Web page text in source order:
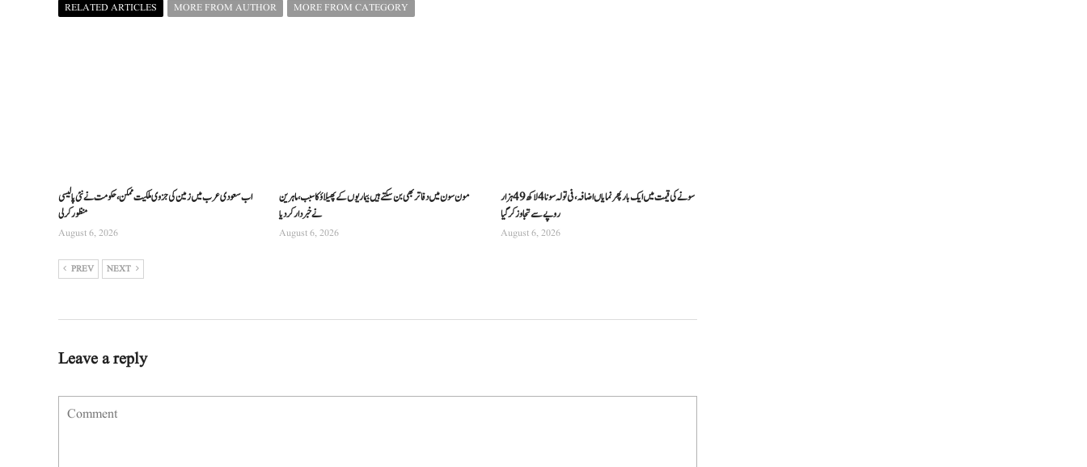
RELATED ARTICLES MORE FROM AUTHOR MORE FROM CATEGORY
اب سعودی عرب میں زمین کی جزوی ملکیت ممکن، حکومت نے نئی پالیسی
منظور کرلی
August 6, 2026
مون سون میں دفاتر بھی بن سکتے ہیں بیماریوں کے پھیلاؤ کا سبب، ماہرین
نے خبردار کر دیا
August 6, 2026
سونے کی قیمت میں ایک بار پھر نمایاں اضافہ، فی تولہ سونا 4 لاکھ 49 ہزار
روپے سے تجاوز کرگیا
August 6, 2026
PREV NEXT
Leave a reply